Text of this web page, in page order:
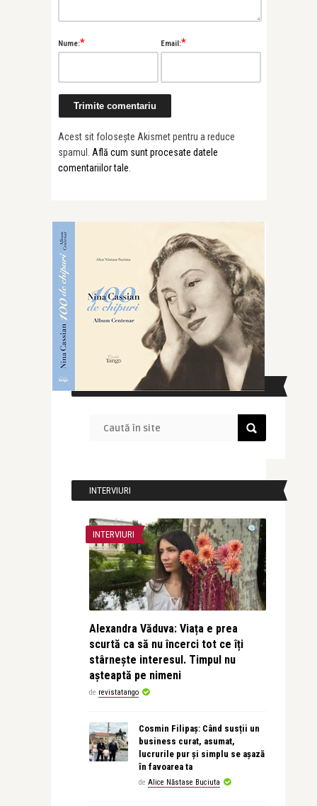
Nume:* Email:*
Acest sit folosește Akismet pentru a reduce
spamul. Află cum sunt procesate datele
comentariilor tale
CAUTĂ ÎN SITE
INTERVIURI
INTERVIURI
Alexandra Văduva: Viața e prea
scurtă ca să nu încerci tot ce îți
stârnește interesul. Timpul nu
așteaptă pe nimeni
de revistatango
Cosmin Filipaș: Când susții un
business curat, asumat,
lucrurile pur și simplu se așază
în favoarea ta
de Alice Năstase Buciuta